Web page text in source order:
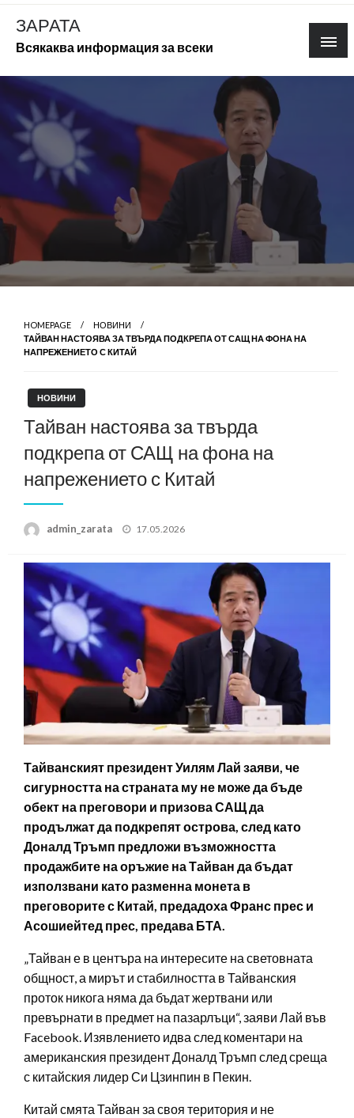
Skip
content
ЗАРАТА
Всякаква информация за всеки
HOMEPAGE
НОВИНИ
ТАЙВАН НАСТОЯВА ЗА ТВЪРДА ПОДКРЕПА ОТ САЩ НА ФОНА НА
НАПРЕЖЕНИЕТО С КИТАЙ
НОВИНИ
Тайван настоява за твърда
подкрепа от САЩ на фона на
напрежението с Китай
admin_zarata
Posted
17.05.2026
Тайванският президент Уилям Лай заяви, че
сигурността на страната му не може да бъде
обект на преговори и призова САЩ да
продължат да подкрепят острова, след като
Доналд Тръмп предложи възможността
продажбите на оръжие на Тайван да бъдат
използвани като разменна монета в
преговорите с Китай, предадоха Франс прес и
Асошиейтед прес, предава БТА.
„Тайван е в центъра на интересите на световната
общност, а мирът и стабилността в Тайванския
проток никога няма да бъдат жертвани или
превърнати в предмет на пазарлъци“, заяви Лай във
Facebook. Изявлението идва след коментари на
американския президент Доналд Тръмп след среща
с китайския лидер Си Цзинпин в Пекин.
Китай смята Тайван за своя територия и не